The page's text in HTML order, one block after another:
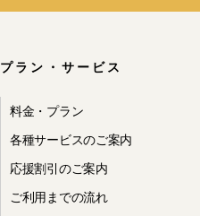
プラン・サービス
料金・プラン
各種サービスのご案内
応援割引のご案内
ご利用までの流れ